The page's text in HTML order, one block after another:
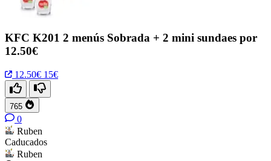
KFC K201 2 menús Sobrada + 2 mini sundaes por
12.50€
12.50€ 15€
765
0
Ruben
Caducados
Ruben